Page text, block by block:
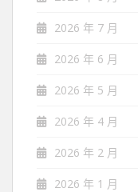
2026 年 7 月
2026 年 6 月
2026 年 5 月
2026 年 4 月
2026 年 2 月
2026 年 1 月